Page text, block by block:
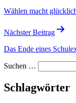
Wählen macht
Nächster Beitrag
Das Ende eines
Suchen …
Schlagwörter